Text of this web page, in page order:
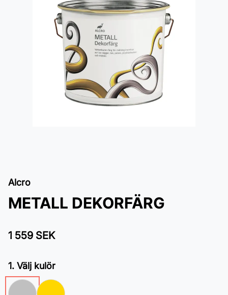
Alcro
METALL DEKORFÄRG
1 559 SEK
1. Välj kulör